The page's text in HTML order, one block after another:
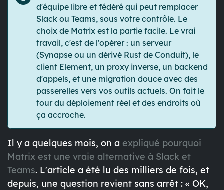
d'équipe libre et fédéré qui peut remplacer
Slack ou Teams, sous votre contrôle. Le
choix de Matrix est la partie facile. Le vrai
travail, c'est de l'opérer : un serveur
(Synapse ou un dérivé Rust de Conduit), le
client Element, un proxy inverse, un backend
d'appels, et une migration douce avec des
passerelles vers vos outils actuels. On fait le
tour du déploiement réel et des endroits où
ça accroche.
Il y a quelques mois, on a expliqué pourquoi
Matrix est une vraie alternative à Slack et
Teams. L'article a été lu des milliers de fois, et
depuis, une question revient sans arrêt : « OK,